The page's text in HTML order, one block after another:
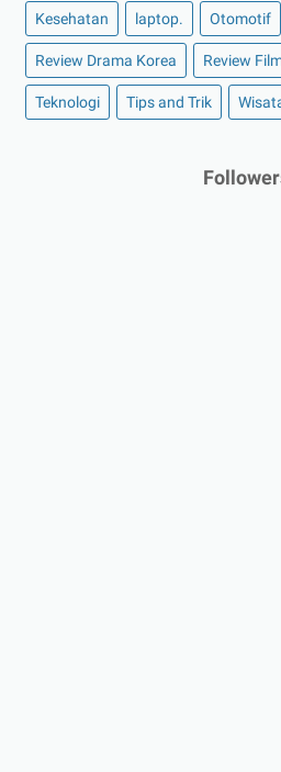
Kesehatan laptop. Otomotif
Review Drama Korea Review
Teknologi Tips and Trik